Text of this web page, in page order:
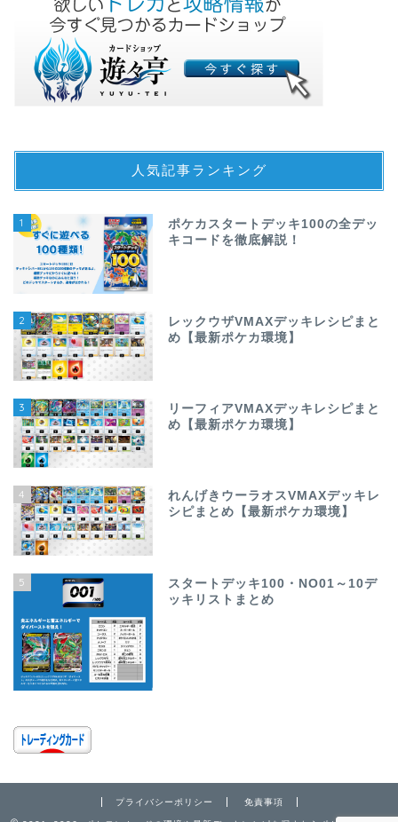
人気記事ランキング
1
ポケカスタートデッキ100の全デッ
キコードを徹底解説！
2
レックウザVMAXデッキレシピまと
め【最新ポケカ環境】
3
リーフィアVMAXデッキレシピまと
め【最新ポケカ環境】
4
れんげきウーラオスVMAXデッキレ
シピまとめ【最新ポケカ環境】
5
スタートデッキ100・NO01～10デ
ッキリストまとめ
プライバシーポリシー 免責事項